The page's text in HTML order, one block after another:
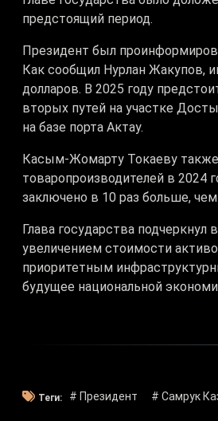
предстоящий период.
Президент был
Как сообщил Нурлан Жакупов,
долларов. В 2025 году
вторых путей на участке
на базе порта Актау.
Касым-Жомарту Токаеву
товаропроизводителей в 2024
заключено в 10 раз больше, чем
Глава государства
увеличением стоимости
приоритетным
будущее национальной
Теги: # Президент # Самрук